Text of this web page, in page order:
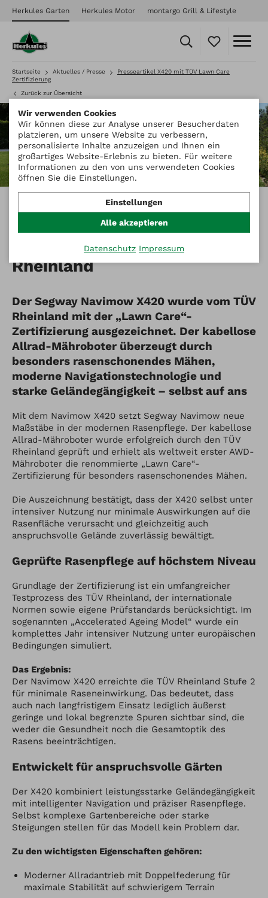
Herkules Garten Herkules Motor montargo Grill & Lifestyle
Startseite Aktuelles / Presse
Presseartikel X420 mit TÜV Lawn Care
Zertifizierung
Zurück zur Übersicht
Navimow X420 erhält „Lawn
Care“-Zertifizierung von TÜV
Rheinland
Der Segway Navimow X420 wurde vom TÜV
Rheinland mit der „Lawn Care“-
Zertifizierung ausgezeichnet. Der kabellose
Allrad-Mähroboter überzeugt durch
besonders rasenschonendes Mähen,
moderne Navigationstechnologie und
starke Geländegängigkeit – selbst auf ans
Mit dem Navimow X420 setzt Segway Navimow neue
Maßstäbe in der modernen Rasenpflege. Der kabellose
Allrad-Mähroboter wurde erfolgreich durch den TÜV
Rheinland geprüft und erhielt als weltweit erster AWD-
Mähroboter die renommierte „Lawn Care“-
Zertifizierung für besonders rasenschonendes Mähen.
Die Auszeichnung bestätigt, dass der X420 selbst unter
intensiver Nutzung nur minimale Auswirkungen auf die
Rasenfläche verursacht und gleichzeitig auch
anspruchsvolle Gelände zuverlässig bewältigt.
Geprüfte Rasenpflege auf höchstem Niveau
Grundlage der Zertifizierung ist ein umfangreicher
Testprozess des TÜV Rheinland, der internationale
Normen sowie eigene Prüfstandards berücksichtigt. Im
sogenannten „Accelerated Ageing Model“ wurde ein
komplettes Jahr intensiver Nutzung unter europäischen
Bedingungen simuliert.
Das Ergebnis:
Der Navimow X420 erreichte die TÜV Rheinland Stufe 2
für minimale Raseneinwirkung. Das bedeutet, dass
auch nach langfristigem Einsatz lediglich äußerst
geringe und lokal begrenzte Spuren sichtbar sind, die
weder die Gesundheit noch die Gesamtoptik des
Rasens beeinträchtigen.
Entwickelt für anspruchsvolle Gärten
Der X420 kombiniert leistungsstarke Geländegängigkeit
mit intelligenter Navigation und präziser Rasenpflege.
Selbst komplexe Gartenbereiche oder starke
Steigungen stellen für das Modell kein Problem dar.
Zu den wichtigsten Eigenschaften gehören:
Moderner Allradantrieb mit Doppelfederung für
maximale Stabilität auf schwierigem Terrain
Wir verwenden Cookies
Wir können diese zur Analyse unserer Besucherdaten
platzieren, um unsere Website zu verbessern,
personalisierte Inhalte anzuzeigen und Ihnen ein
großartiges Website-Erlebnis zu bieten. Für weitere
Informationen zu den von uns verwendeten Cookies
öffnen Sie die Einstellungen.
Einstellungen
Alle akzeptieren
Datenschutz Impressum